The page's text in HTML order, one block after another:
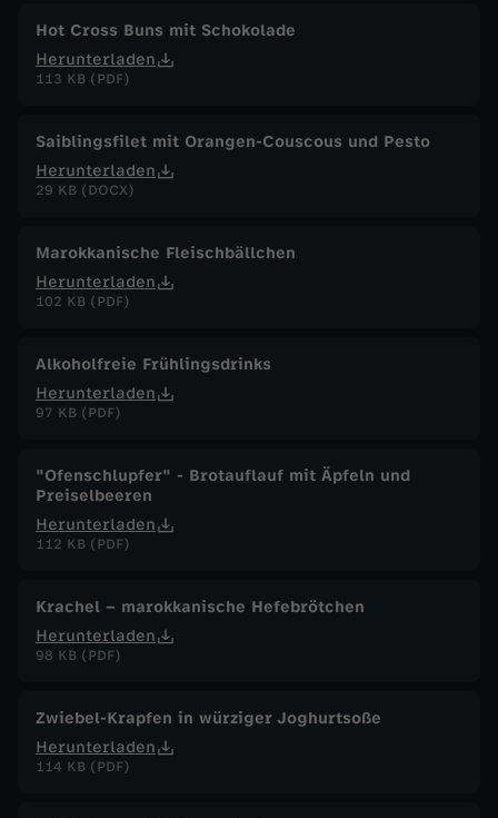
Hot Cross Buns mit Schokolade
Herunterladen
113 KB (PDF)
Saiblingsfilet mit Orangen-Couscous und Pesto
Herunterladen
29 KB (DOCX)
Marokkanische Fleischbällchen
Herunterladen
102 KB (PDF)
Alkoholfreie Frühlingsdrinks
Herunterladen
97 KB (PDF)
"Ofenschlupfer" - Brotauflauf mit Äpfeln und
Preiselbeeren
Herunterladen
112 KB (PDF)
Krachel – marokkanische Hefebrötchen
Herunterladen
98 KB (PDF)
Zwiebel-Krapfen in würziger Joghurtsoße
Herunterladen
114 KB (PDF)